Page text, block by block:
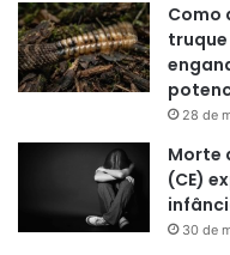
Como
28 de
Morte
(CE)
30 de